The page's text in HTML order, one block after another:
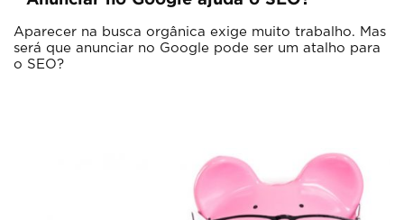
Aparecer na busca orgânica exige muito trabalho. Mas
será que anunciar no Google pode ser um atalho para
o SEO?